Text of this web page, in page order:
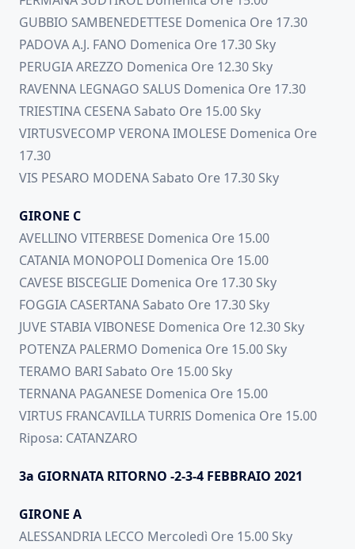
GUBBIO SAMBENEDETTESE Domenica Ore 17.30
PADOVA A.J. FANO Domenica Ore 17.30 Sky
PERUGIA AREZZO Domenica Ore 12.30 Sky
RAVENNA LEGNAGO SALUS Domenica Ore 17.30
TRIESTINA CESENA Sabato Ore 15.00 Sky
VIRTUSVECOMP VERONA IMOLESE Domenica Ore
17.30
VIS PESARO MODENA Sabato Ore 17.30 Sky
GIRONE C
AVELLINO VITERBESE Domenica Ore 15.00
CATANIA MONOPOLI Domenica Ore 15.00
CAVESE BISCEGLIE Domenica Ore 17.30 Sky
FOGGIA CASERTANA Sabato Ore 17.30 Sky
JUVE STABIA VIBONESE Domenica Ore 12.30 Sky
POTENZA PALERMO Domenica Ore 15.00 Sky
TERAMO BARI Sabato Ore 15.00 Sky
TERNANA PAGANESE Domenica Ore 15.00
VIRTUS FRANCAVILLA TURRIS Domenica Ore 15.00
Riposa: CATANZARO
3a GIORNATA RITORNO -2-3-4 FEBBRAIO 2021
GIRONE A
ALESSANDRIA LECCO Mercoledì Ore 15.00 Sky